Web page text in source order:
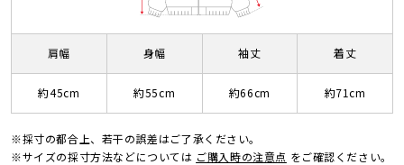
肩幅
約45cm
身幅
約55cm
袖丈
約66cm
着丈
約71cm
※採寸の都合上、若干の誤差はご了承ください。
※サイズの採寸方法などについては ご購入時の注意点 をご確認ください。